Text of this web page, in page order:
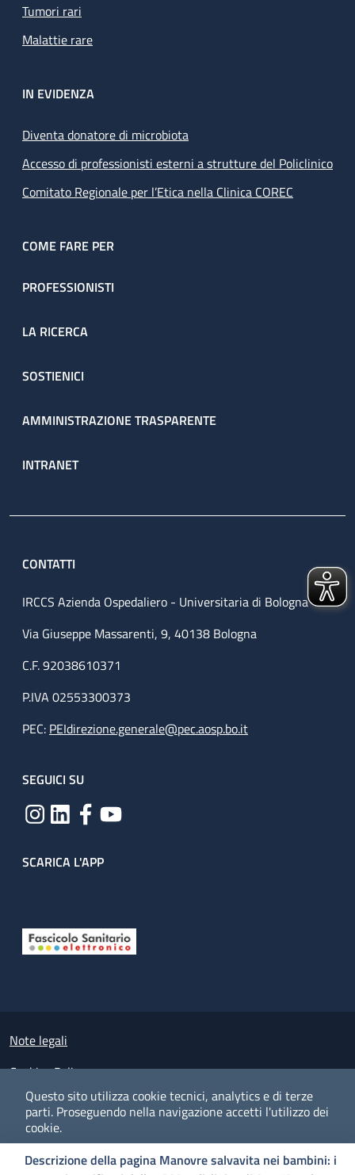
Questo sito utilizza cookie tecnici, analytics e di terze
parti. Proseguendo nella navigazione accetti l'utilizzo dei
cookie.
PREFERENZECOOKIESACCETTOI
Descrizione della pagina Manovre salvavita nei bambini: i
Tumori rari
Malattie rare
IN EVIDENZA
Diventa donatore di microbiota
Accesso di professionisti esterni a strutture del Policlinico
Comitato Regionale per l’Etica nella Clinica COREC
COME FARE PER
PROFESSIONISTI
LA RICERCA
SOSTIENICI
AMMINISTRAZIONE TRASPARENTE
INTRANET
CONTATTI
IRCCS Azienda Ospedaliero - Universitaria di Bologna
Via Giuseppe Massarenti, 9, 40138 Bologna
C.F. 92038610371
P.IVA 02553300373
PEC: PEIdirezione.generale@pec.aosp.bo.it
SEGUICI SU
SCARICA L'APP
Small prints
Note legali
Cookies Policy
Policy privacy e protezione del dato personale
Albo pretorio on-line
Dichiarazione di accessibilità